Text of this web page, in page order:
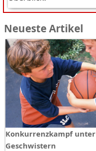
Neueste Artikel
Konkurrenzkampf unter
Geschwistern